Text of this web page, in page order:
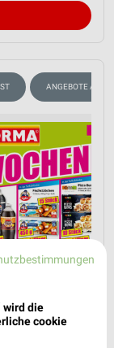
ANGEBOTE AB
wird die
cookie